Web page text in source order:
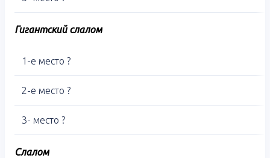
Гигантский слалом
1-е место ?
2-е место ?
3- место ?
Слалом